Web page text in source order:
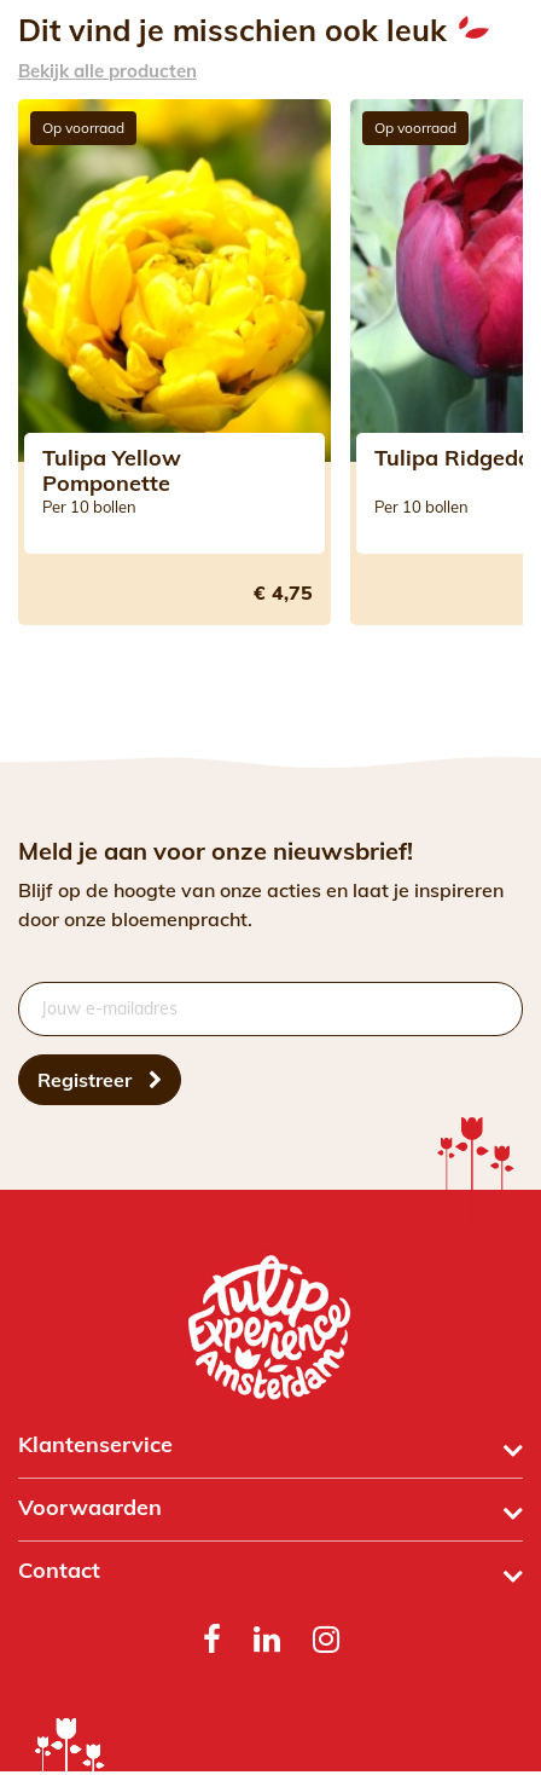
Dit vind je misschien ook leuk
Bekijk alle producten
Op voorraad
Tulipa Yellow
Pomponette
Per 10 bollen
€ 4,75
Op voorraad
Tulipa
Per 10 bollen
Meld je aan voor onze nieuwsbrief!
Blijf op de hoogte van onze acties en laat je inspireren
door onze bloemenpracht.
Registreer
Klantenservice
Voorwaarden
Contact